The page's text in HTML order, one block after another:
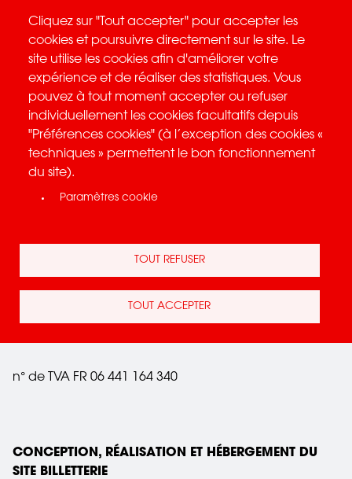
MENTIONS LÉGALES
SITE EDITE PAR
SA Stade de Reims
n° de TVA FR 06 441 164 340
CONCEPTION, RÉALISATION ET HÉBERGEMENT DU
SITE BILLETTERIE
Cliquez sur "Tout accepter" pour accepter les
cookies et poursuivre directement sur le site. Le
site utilise les cookies afin d'améliorer votre
expérience et de réaliser des statistiques. Vous
pouvez à tout moment accepter ou refuser
individuellement les cookies facultatifs depuis
"Préférences cookies" (à l’exception des cookies «
techniques » permettent le bon fonctionnement
du site).
Paramètres cookie
TOUT REFUSER
TOUT ACCEPTER